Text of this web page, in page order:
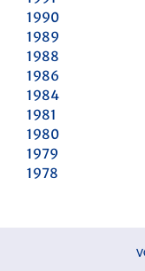
1990
1989
1988
1986
1984
1981
1980
1979
1978